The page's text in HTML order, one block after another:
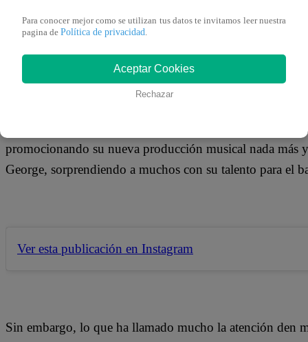
Redacción Latina
18 de septiembre 2019
Luego de que se descubriera que estuvo disfrutando de
promocionando su nueva producción musical nada más
George, sorprendiendo a muchos con su talento para el
Ver esta publicación en Instagram
Sin embargo, lo que ha llamado mucho la atención den
Para conocer mejor como se utilizan tus datos te invitamos leer nuestra
pagina de Política de privacidad.
Aceptar Cookies
Rechazar